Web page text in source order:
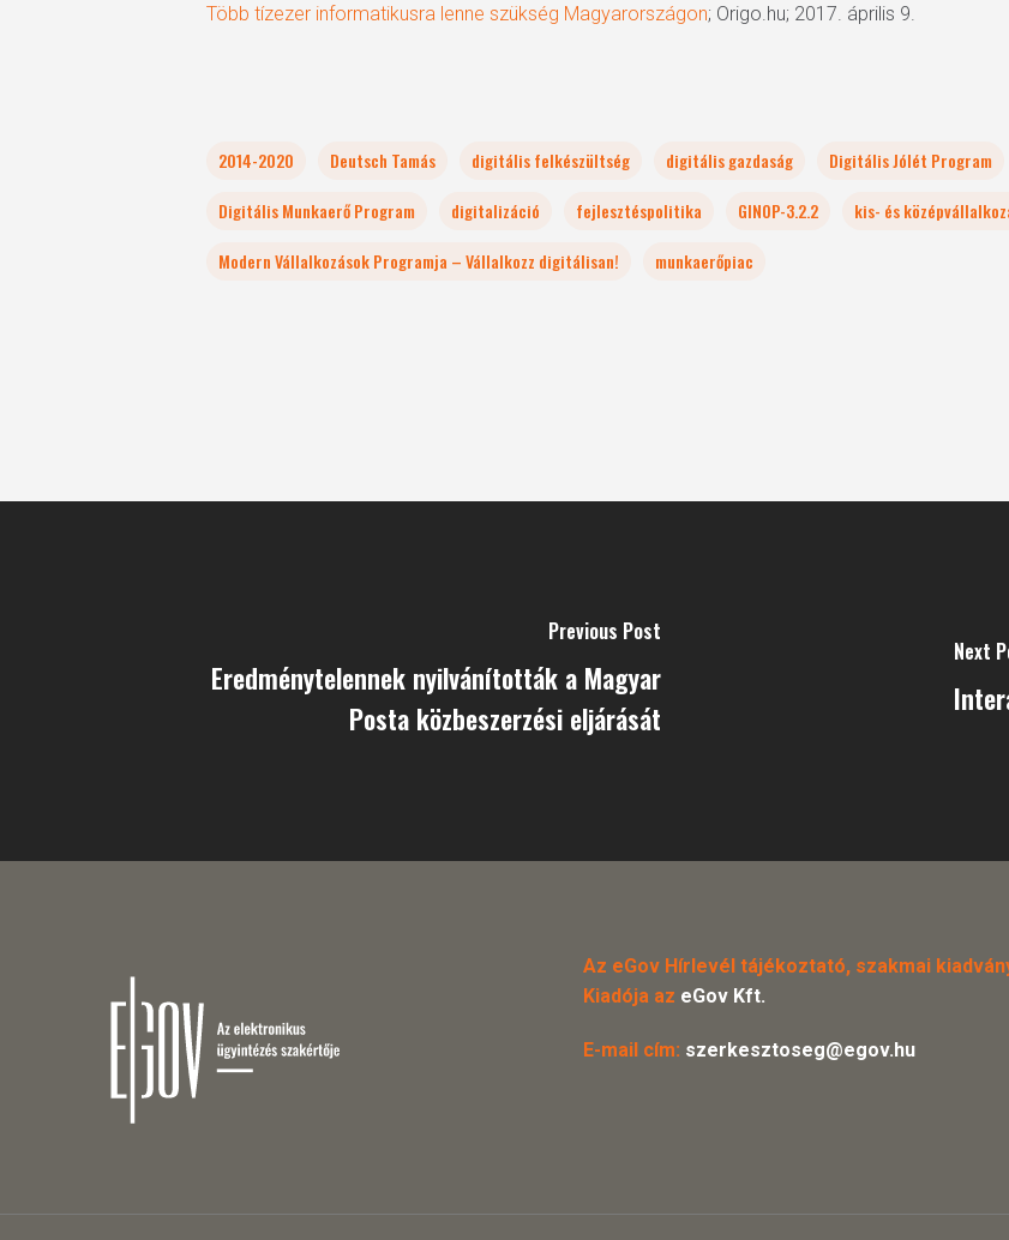
Több tízezer informatikusra lenne szükség Magyarországon; Origo.hu; 2017. április 9.
2014-2020 Deutsch Tamás digitális felkészültség digitális gazdaság Digitális Jólét Program
Digitális Munkaerő Program
digitalizáció fejlesztéspolitika GINOP-3.2.2 kis- és
Modern Vállalkozások Programja – Vállalkozz digitálisan!
munkaerőpiac
Previous Post
Eredménytelennek nyilvánították a Magyar
Posta közbeszerzési eljárását
Next
Az eGov Hírlevél tájékoztató, szakmai
Kiadója az eGov Kft.
E-mail cím: szerkesztoseg@egov.hu